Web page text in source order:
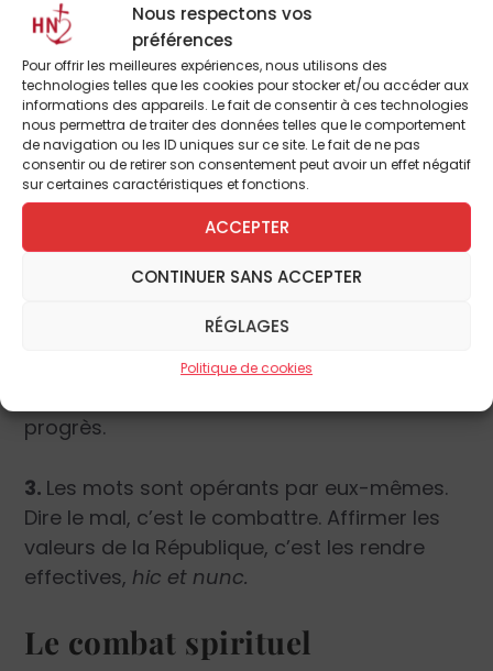
Nous respectons vos
préférences
Pour offrir les meilleures expériences, nous utilisons des
technologies telles que les cookies pour stocker et/ou accéder aux
informations des appareils. Le fait de consentir à ces technologies
nous permettra de traiter des données telles que le comportement
de navigation ou les ID uniques sur ce site. Le fait de ne pas
consentir ou de retirer son consentement peut avoir un effet négatif
sur certaines caractéristiques et fonctions.
ACCEPTER
CONTINUER SANS ACCEPTER
RÉGLAGES
Politique de cookies
1.L’homme est foncièrement bon. De ce fait,
le mal et les actes violents ne s’expliquent
qu’en raison d’une dénaturation profonde
opérée par les reliquats du passé (religion,
institutions politiques, archaïsmes en tout
genre, etc.).
2.Le progrès est le moteur interne de
l’humanité. Ce que la science nous
anciennes servitudes, la technologie nous
l’assure pour bientôt. Il n’y a pas de nature ni
progrès.
3. Les mots sont opérants par eux-mêmes.
Dire le mal, c’est le combattre. Affirmer les
valeurs de la République, c’est les rendre
effectives, hic et nunc.
Le combat spirituel